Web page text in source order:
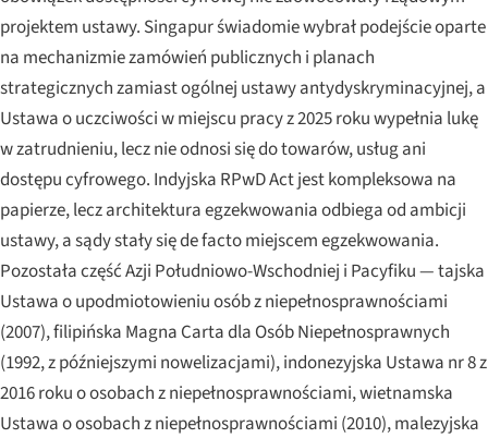
projektem ustawy. Singapur świadomie wybrał podejście oparte
na mechanizmie zamówień publicznych i planach
strategicznych zamiast ogólnej ustawy antydyskryminacyjnej, a
Ustawa o uczciwości w miejscu pracy z 2025 roku wypełnia lukę
w zatrudnieniu, lecz nie odnosi się do towarów, usług ani
dostępu cyfrowego. Indyjska RPwD Act jest kompleksowa na
papierze, lecz architektura egzekwowania odbiega od ambicji
ustawy, a sądy stały się de facto miejscem egzekwowania.
Pozostała część Azji Południowo-Wschodniej i Pacyfiku — tajska
Ustawa o upodmiotowieniu osób z niepełnosprawnościami
(2007), filipińska Magna Carta dla Osób Niepełnosprawnych
(1992, z późniejszymi nowelizacjami), indonezyjska Ustawa nr 8 z
2016 roku o osobach z niepełnosprawnościami, wietnamska
Ustawa o osobach z niepełnosprawnościami (2010), malezyjska